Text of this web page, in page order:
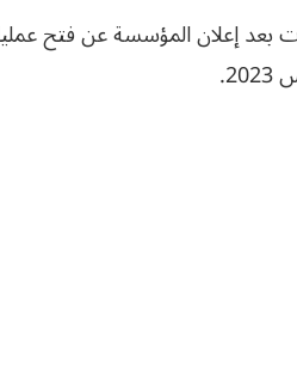
بعد إعلان المؤسسة عن فتح